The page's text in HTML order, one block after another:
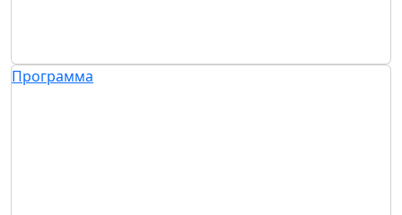
Программа